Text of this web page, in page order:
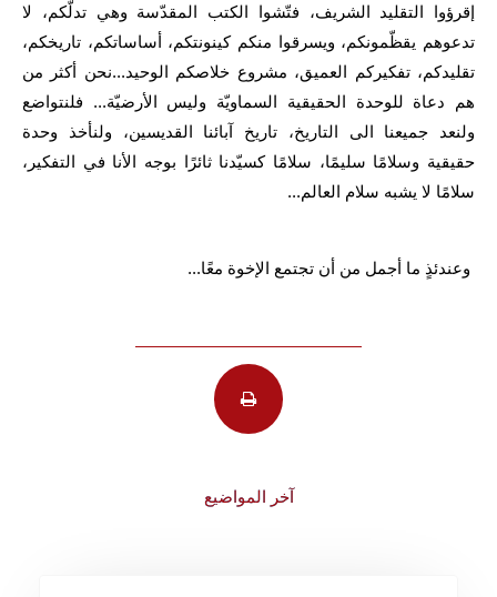
إقرؤوا التقليد الشريف، فتّشوا الكتب المقدّسة وهي تدلّكم، لا
تدعوهم يقظّمونكم، ويسرقوا منكم كينونتكم، أساساتكم، تاريخكم،
تقليدكم، تفكيركم العميق، مشروع خلاصكم الوحيد...نحن أكثر من
هم دعاة للوحدة الحقيقية السماويّة وليس الأرضيّة... فلنتواضع
ولنعد جميعنا الى التاريخ، تاريخ آبائنا القديسين، ولنأخذ وحدة
حقيقية وسلامًا سليمًا، سلامًا كسيّدنا ثائرًا بوجه الأنا في التفكير،
سلامًا لا يشبه سلام العالم...
وعندئذٍ ما أجمل من أن تجتمع الإخوة معًا...
آخر المواضيع